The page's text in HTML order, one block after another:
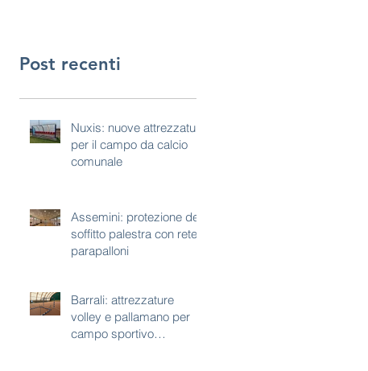
Post recenti
Nuxis: nuove attrezzature
per il campo da calcio
comunale
Assemini: protezione del
soffitto palestra con rete
parapalloni
Barrali: attrezzature
volley e pallamano per
campo sportivo